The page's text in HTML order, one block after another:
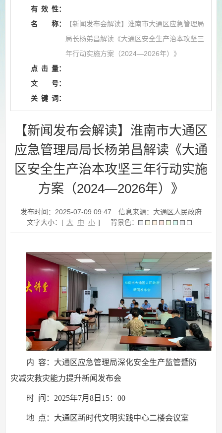
有 效 性：
名
称：
【新闻发布会解读】淮南市大通区应急管理局
局长杨弟昌解读《大通区安全生产治本攻坚三
年行动实施方案（2024—2026年）》
点 击 量：
文
号：
关 键 词：
【新闻发布会解读】淮南市大通区
应急管理局局长杨弟昌解读《大通
区安全生产治本攻坚三年行动实施
方案（2024—2026年）》
发布时间：2025-07-09 09:47
信息来源：大通区人民政府
文字大小：[ 大 中 小 ] 背景色：
内 容：大通区应急管理局深化安全生产监管暨防
灾减灾救灾能力提升新闻发布会
时 间：2025年7月8日15：00
地 点：大通区新时代文明实践中心二楼会议室